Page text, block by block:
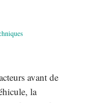
avant de
la